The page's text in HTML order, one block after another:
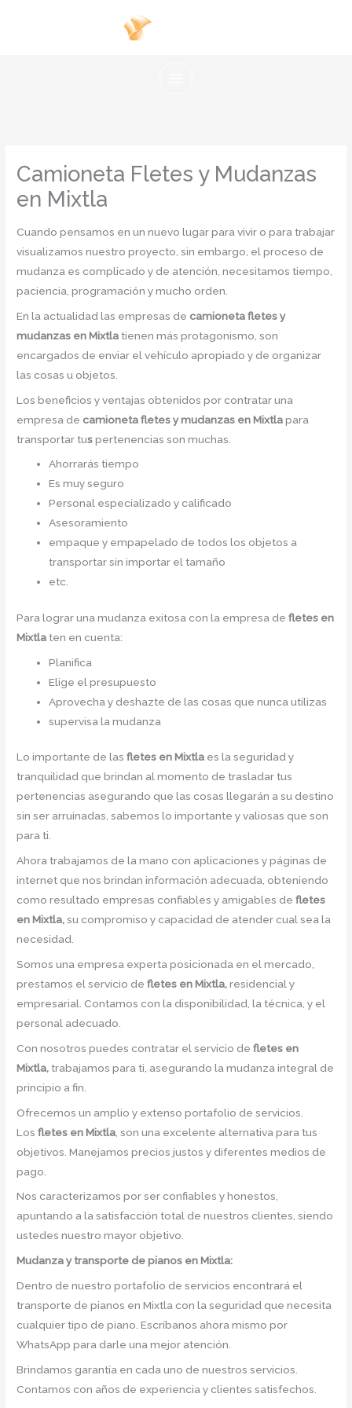
Camioneta Fletes y Mudanzas
en Mixtla
Cuando pensamos en un nuevo lugar para vivir o para trabajar
visualizamos nuestro proyecto, sin embargo, el proceso de
mudanza es complicado y de atención, necesitamos tiempo,
paciencia, programación y mucho orden.
En la actualidad las empresas de camioneta fletes y
mudanzas en Mixtla tienen más protagonismo, son
encargados de enviar el vehículo apropiado y de organizar
las cosas u objetos.
Los beneficios y ventajas obtenidos por contratar una
empresa de camioneta fletes y mudanzas en Mixtlapara
transportar tuspertenencias son muchas.
Ahorrarás tiempo
Es muy seguro
Personal especializado y calificado
Asesoramiento
empaque y empapelado de todos los objetos a
transportar sin importar el tamaño
etc.
Para lograr una mudanza exitosa con la empresa defletes en
Mixtla ten en cuenta:
Planifica
Elige el presupuesto
Aprovecha y deshazte de las cosas que nunca utilizas
supervisa la mudanza
Lo importante de lasfletes en Mixtla es la seguridad y
tranquilidad que brindan al momento de trasladar tus
pertenencias asegurando que las cosas llegarán a su destino
sin ser arruinadas, sabemos lo importante y valiosas que son
para ti.
Ahora trabajamos de la mano con aplicaciones y páginas de
internet que nos brindan información adecuada, obteniendo
como resultado empresas confiables y amigables defletes
en Mixtla,su compromiso y capacidad de atender cual sea la
necesidad.
Somos una empresa experta posicionada en el mercado,
prestamos el servicio defletes en Mixtla,residencial y
empresarial. Contamos con la disponibilidad, la técnica, y el
personal adecuado.
Con nosotros puedes contratar el servicio defletes en
Mixtla, trabajamos para ti, asegurando la mudanza integral de
principio a fin.
Ofrecemos un amplio y extenso portafolio de servicios.
Losfletes en Mixtla , son una excelente alternativa para tus
objetivos. Manejamos precios justos y diferentes medios de
pago.
Nos caracterizamos por ser confiables y honestos,
apuntando a la satisfacción total de nuestros clientes, siendo
ustedes nuestro mayor objetivo.
Mudanza y transporte de pianos en Mixtla:
Dentro de nuestro portafolio de servicios encontrará el
transporte de pianos en Mixtla con la seguridad que necesita
cualquier tipo de piano. Escríbanos ahora mismo por
WhatsApp para darle una mejor atención.
Brindamos garantía en cada uno de nuestros servicios.
Contamos con años de experiencia y clientes satisfechos.